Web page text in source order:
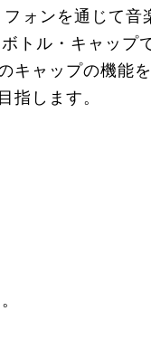
ォンを通じて音
トル・キャップ
キャップの機能
指します。